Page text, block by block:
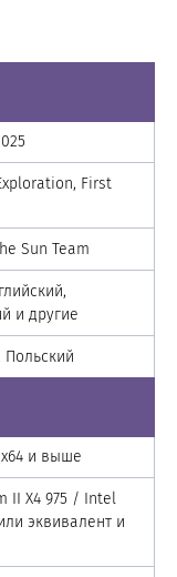
First
Sun Team
и другие
Польский
и выше
II X4 975 / Intel
эквивалент и